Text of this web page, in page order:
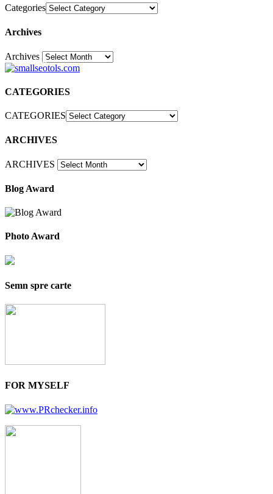
Categories
Archives
Archives30
CATEGORIES
CATEGORIES
ARCHIVES
ARCHIVES
Blog Award
Photo Award
Semn spre carte
FOR MYSELF